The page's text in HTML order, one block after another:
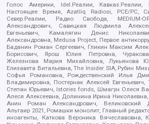
Голос Америки, Idel.Реалии, Кавказ.Реалии,
Настоящее Время, Azatliq Radiosi, PCE/PC,
Север.Реалии, Радио Свобода, MEDIUM-
Александрович, Савицкая Людмила
Евгеньевич, Камалягин Денис
Александровна, Medusa Project, Первое
Баданин Роман Сергеевич, Гликин Максим
Борисович, Ярош Юлия Петровна,
Железнова Мария Михайловна, Лукьянова
Елизавета Витальевна, The Insider SIA, Рубин
Софья Романовна, Рождественский Илья
Владимировна, Постернак Алексей
Степан Юрьевич, Istories fonds, Шмагун Олеся
Алеся Алексеевна, Долинина Ирина
Анин Роман Александрович, Великовский
Альтаир 2021, Ромашки монолит, Главный
иноагенты, Каткова Вероника Вячеславовна,